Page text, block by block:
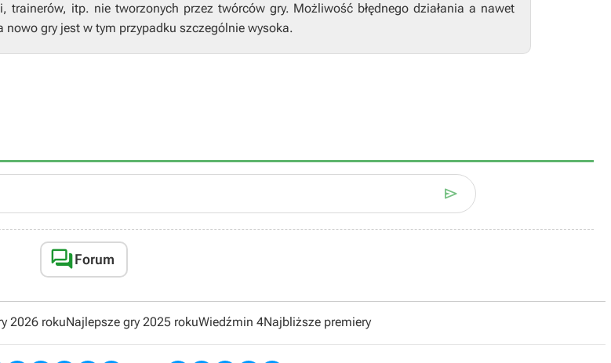
itp. nie tworzonych przez twórców gry. Możliwość błędnego działania a nawet
gry jest w tym przypadku szczególnie wysoka.

Forum
2026 rokuNajlepsze gry 2025 rokuWiedźmin 4Najbliższe premiery